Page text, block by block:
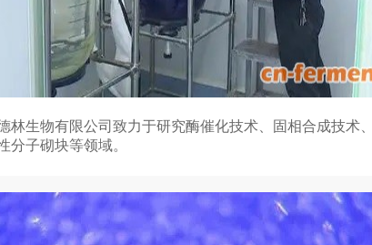
林生物有限公司致力于研究酶催化技术、固相合成技
分子砌块等领域。